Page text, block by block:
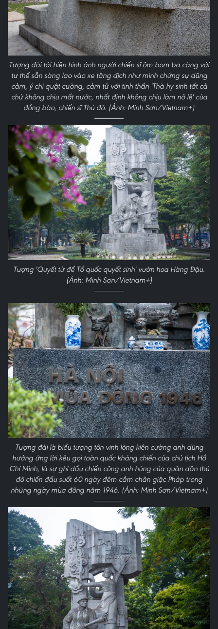
Tượng đài tái hiện hình ảnh người chiến sĩ ôm bom ba càng với
tư thế sẵn sàng lao vào xe tăng địch như minh chứng sự dũng
cảm, ý chí quật cường, cảm tử với tinh thần 'Thà hy sinh tất cả
chứ không chịu mất nước, nhất định không chịu làm nô lệ' của
đồng bào, chiến sĩ Thủ đô. (Ảnh: Minh Sơn/Vietnam+)
Tượng 'Quyết tử để Tổ quốc quyết sinh' vườn hoa Hàng Đậu.
(Ảnh: Minh Sơn/Vietnam+)
Tượng đài là biểu tượng tôn vinh lòng kiên cường anh dũng
hưởng ứng lời kêu gọi toàn quốc kháng chiến của chủ tịch Hồ
Chí Minh, là sự ghi dấu chiến công anh hùng của quân dân thủ
đô chiến đấu suốt 60 ngày đêm cầm chân giặc Pháp trong
những ngày mùa đông năm 1946. (Ảnh: Minh Sơn/Vietnam+)